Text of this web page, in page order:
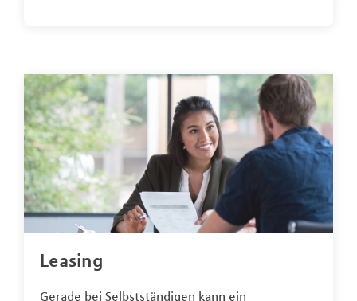
Leasing
Gerade bei Selbstständigen kann ein